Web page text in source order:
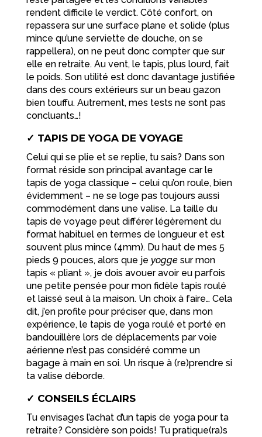
rendent difficile le verdict. Côté confort, on
repassera sur une surface plane et solide (plus
mince qu’une serviette de douche, on se
rappellera), on ne peut donc compter que sur
elle en retraite. Au vent, le tapis, plus lourd, fait
le poids. Son utilité est donc davantage justifiée
dans des cours extérieurs sur un beau gazon
bien touffu. Autrement, mes tests ne sont pas
concluants…!
✓ TAPIS DE YOGA DE VOYAGE
Celui qui se plie et se replie, tu sais? Dans son
format réside son principal avantage car le
tapis de yoga classique – celui qu’on roule, bien
évidemment – ne se loge pas toujours aussi
commodément dans une valise. La taille du
tapis de voyage peut différer légèrement du
format habituel en termes de longueur et est
souvent plus mince (4mm). Du haut de mes 5
pieds 9 pouces, alors que je yoggesur mon
tapis « pliant », je dois avouer avoir eu parfois
une petite pensée pour mon fidèle tapis roulé
et laissé seul à la maison. Un choix à faire… Cela
dit, j’en profite pour préciser que, dans mon
expérience, le tapis de yoga roulé et porté en
bandouillère lors de déplacements par voie
aérienne n’est pas considéré comme un
bagage à main en soi. Un risque à (re)prendre si
ta valise déborde.
✓ CONSEILS ÉCLAIRS
Tu envisages l’achat d’un tapis de yoga pour ta
retraite? Considère son poids! Tu pratique(ra)s